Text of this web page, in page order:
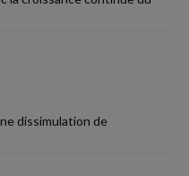
dissimulation de